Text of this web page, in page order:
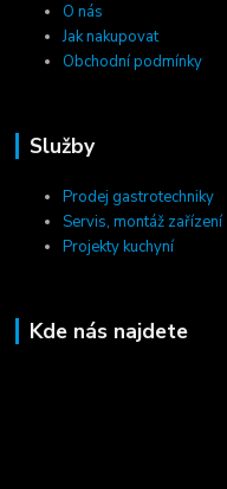
O nás
Jak nakupovat
Obchodní podmínky
Služby
Prodej gastrotechniky
Servis, montáž zařízení
Projekty kuchyní
Kde nás najdete